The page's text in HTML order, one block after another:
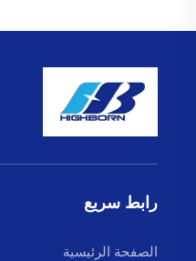
رابط سريع
الصفحة الرئيسية